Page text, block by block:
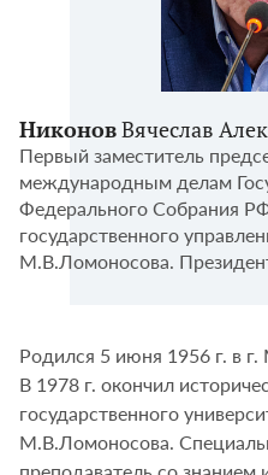
НиконовВячеслав
Первый заместитель
международным делам
Федерального Собрания
государственного
М.В.Ломоносова.
Родился 5 июня 1956 г. в г.
В 1978 г. окончил
государственного
М.В.Ломоносова.